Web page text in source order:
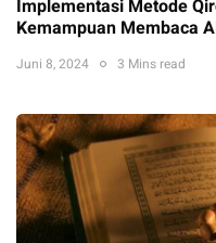
Implementasi Metode
Kemampuan Membaca
Juni 8, 2024 3 Mins read